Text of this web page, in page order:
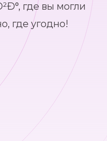
где вы могли
где угодно!